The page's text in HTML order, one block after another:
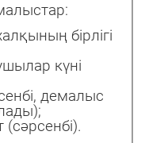
бірлігі
күні
демалыс